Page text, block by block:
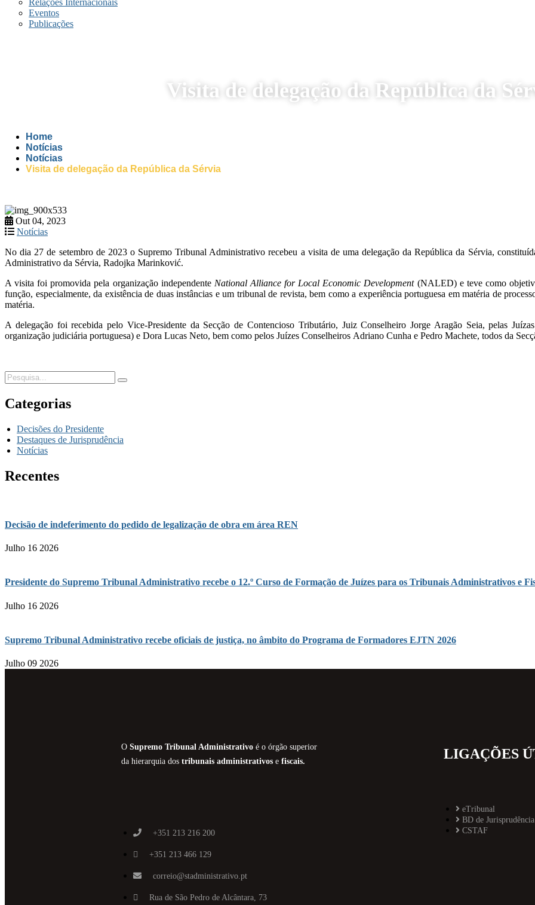
Relações Internacionais
Eventos
Publicações
Visita de delegação da República da
Home
Notícias
Notícias
Visita de delegação da República da Sérvia
Out 04, 2023
Notícias
No dia 27 de setembro de 2023 o Supremo Tribunal Administrativo recebeu a visita de uma delegação da República da Sérvia,
Administrativo da Sérvia, Radojka Marinković.
A visita foi promovida pela organização independente National Alliance for Local Economic Development(NALED) e teve como
função, especialmente, da existência de duas instâncias e um tribunal de revista, bem como a experiência portuguesa em matéria de
matéria.
A delegação foi recebida pelo Vice-Presidente da Secção de Contencioso Tributário, Juiz Conselheiro Jorge Aragão Seia, pelas
organização judiciária portuguesa) e Dora Lucas Neto, bem como pelos Juízes Conselheiros Adriano Cunha e Pedro Machete, todos da
Categorias
Decisões do Presidente
Destaques de Jurisprudência
Notícias
Recentes
Decisão de indeferimento do pedido de legalização de obra em área REN
Julho 16 2026
Presidente do Supremo Tribunal Administrativo recebe o 12.º Curso de Formação de Juízes para os Tribunais Administrativos e
Julho 16 2026
Supremo Tribunal Administrativo recebe oficiais de justiça, no âmbito do Programa de Formadores EJTN 2026
Julho 09 2026
O Supremo Tribunal Administrativo é o órgão superior
da hierarquia dos tribunais administrativos e fiscais.
+351 213 216 200
+351 213 466 129
correio@stadministrativo.pt
Rua de São Pedro de Alcântara, 73
LIGAÇÕES
eTribunal
BD de Jurisprudência
CSTAF